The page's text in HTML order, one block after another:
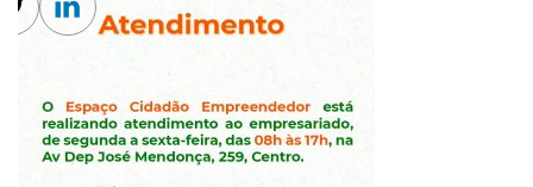
Twitter
Linkedin